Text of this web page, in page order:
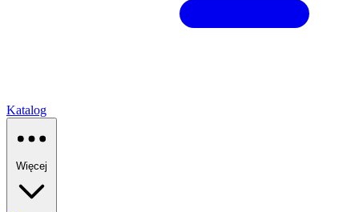
Katalog
Więcej